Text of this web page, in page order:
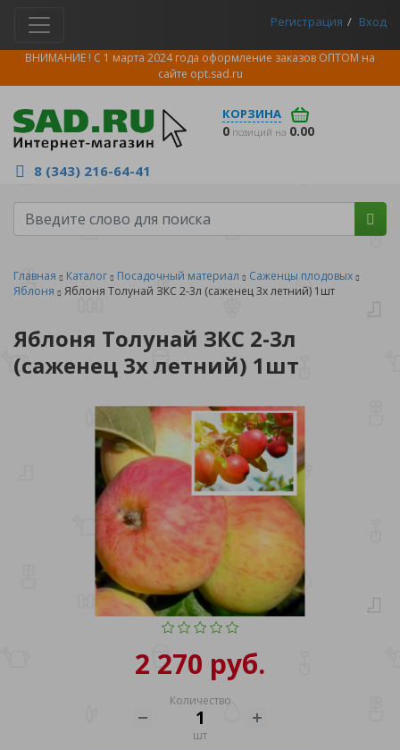
Регистрация Вход
ВНИМАНИЕ ! С 1 марта 2024 года оформление заказов ОПТОМ на
сайте opt.sad.ru
КОРЗИНА
0 позиций на 0.00
8 (343) 216-64-41
Главная Каталог Посадочный материал
Саженцы плодовых
Яблоня
Яблоня Толунай ЗКС 2-3л (саженец 3х летний) 1шт
Яблоня Толунай ЗКС 2-3л
(саженец 3х летний) 1шт
2 270 руб.
Количество
шт